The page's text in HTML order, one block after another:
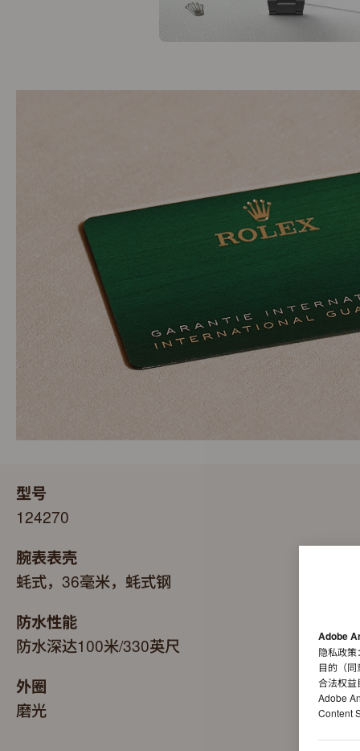
型号
124270
腕表表壳
蚝式，36毫米，蚝式钢
防水性能
防水深达100米/330英尺
外圈
磨光
Adobe
隐私政策
目的（同
合法权益
Adobe
Content